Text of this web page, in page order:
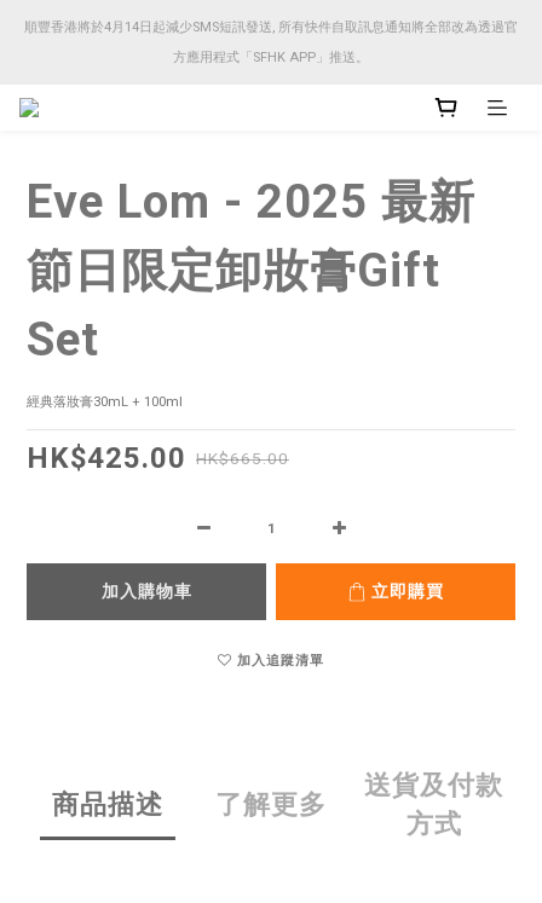
順豐香港將於4月14日起減少SMS短訊發送, 所有快件自取訊息通知將全部改為透過官
方應用程式「SFHK APP」推送。
順豐香港將於4月14日起減少SMS短訊發送, 所有快件自取訊息通知將全部改為透過官
方應用程式「SFHK APP」推送。
順豐香港將於4月14日起減少SMS短訊發送, 所有快件自取訊息通知將全部改為透過官
Eve Lom - 2025 最新
節日限定卸妝膏Gift
Set
經典落妝膏30mL + 100ml
HK$425.00 HK$665.00
加入購物車 立即購買
加入追蹤清單
商品描述 了解更多
送貨及付款
方式